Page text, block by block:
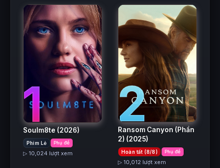
1
Soulm8te (2026)
Phim Lẻ Phụ đề
▷ 10,024 lượt xem
2
Ransom Canyon (Phần
2) (2025)
Hoàn tất (8/8) Phụ đề
▷ 10,012 lượt xem